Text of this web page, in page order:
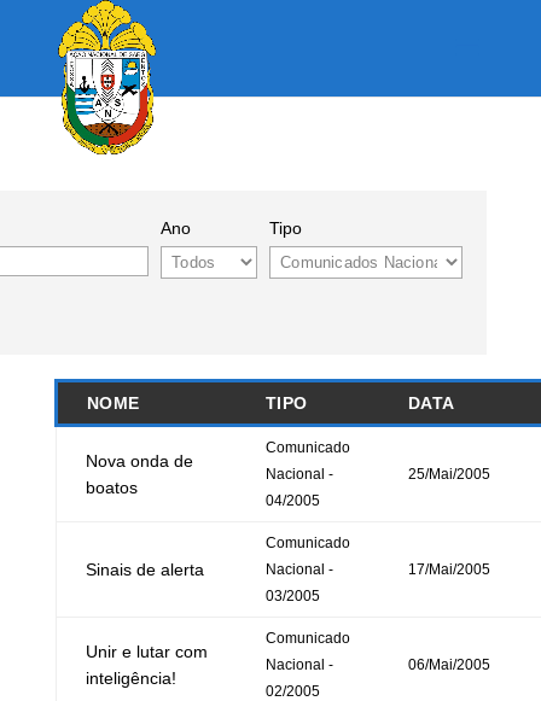
Ano Tipo
NOME TIPO DATA
Nova onda de
boatos
Comunicado
Nacional -
04/2005
25/Mai/2005
Sinais de alerta
Comunicado
Nacional -
03/2005
17/Mai/2005
Unir e lutar com
inteligência!
Comunicado
Nacional -
02/2005
06/Mai/2005